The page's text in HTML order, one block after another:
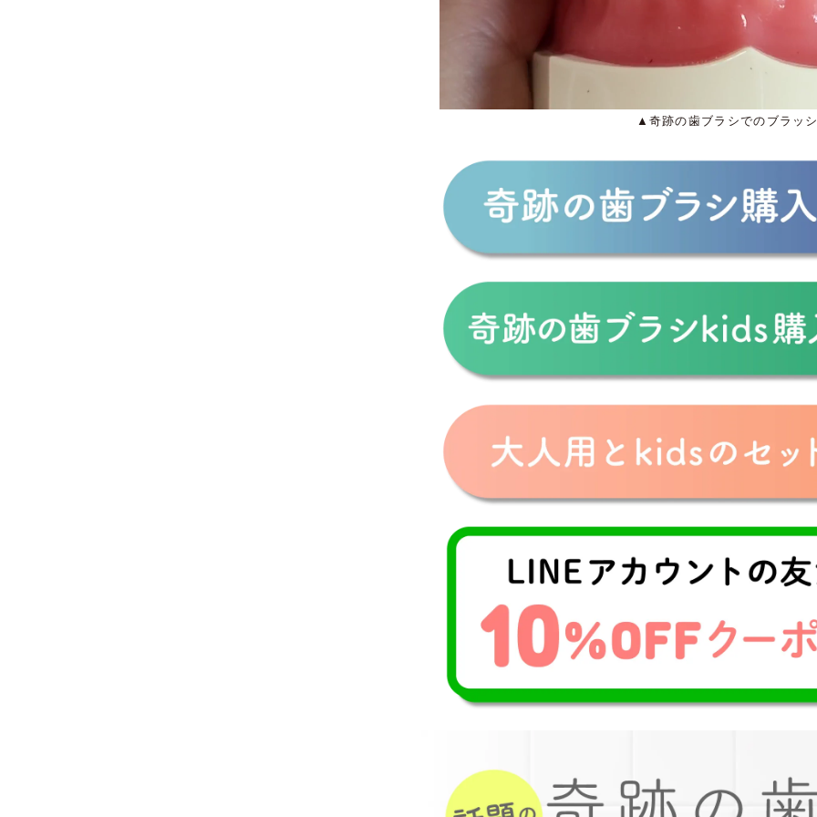
▲奇跡の歯ブラシでのブラッ